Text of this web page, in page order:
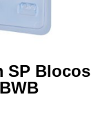
SP Blocos